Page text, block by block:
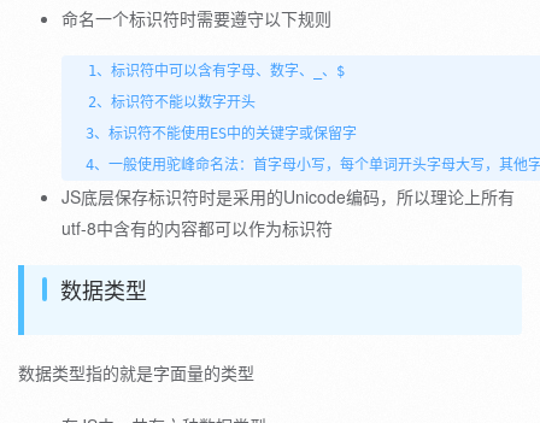
命名一个标识符时需要遵守以下规则
  1、标识符中可以含有字母、数字、_、$
  2、标识符不能以数字开头
3、标识符不能使用ES中的关键字或保留字
4、一般使用驼峰命名法：首字母小写，每个单词开头字母大写，其
JS底层保存标识符时是采用的Unicode编码，所以理论上所有
utf-8中含有的内容都可以作为标识符
数据类型
数据类型指的就是字面量的类型